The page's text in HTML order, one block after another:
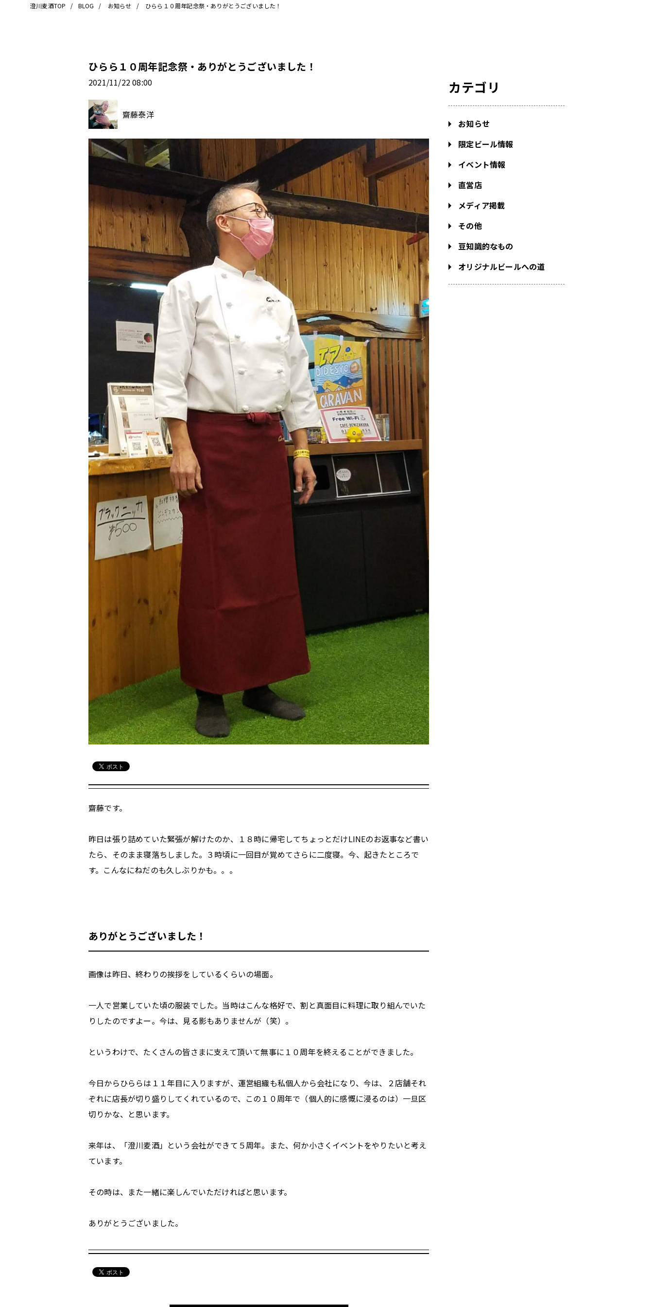
澄川麦酒TOP BLOG お知らせ ひらら１０周年記念祭・ありがとうございました！
ひらら１０周年記念祭・ありがとうございました！
2021/11/22 08:00
齋藤泰洋
齋藤です。
昨日は張り詰めていた緊張が解けたのか、１８時に帰宅してちょっとだけLINEのお返事など書い
たら、そのまま寝落ちしました。３時頃に一回目が覚めてさらに二度寝。今、起きたところで
す。こんなにねだのも久しぶりかも。。。
ありがとうございました！
画像は昨日、終わりの挨拶をしているくらいの場面。
一人で営業していた頃の服装でした。当時はこんな格好で、割と真面目に料理に取り組んでいた
りしたのですよー。今は、見る影もありませんが（笑）。
というわけで、たくさんの皆さまに支えて頂いて無事に１０周年を終えることができました。
今日からひららは１１年目に入りますが、運営組織も私個人から会社になり、今は、２店舗それ
ぞれに店長が切り盛りしてくれているので、この１０周年で（個人的に感慨に浸るのは）一旦区
切りかな、と思います。
来年は、「澄川麦酒」という会社ができて５周年。また、何か小さくイベントをやりたいと考え
ています。
その時は、また一緒に楽しんでいただければと思います。
ありがとうございました。
カテゴリ
お知らせ
限定ビール情報
イベント情報
直営店
メディア掲載
その他
豆知識的なもの
オリジナルビールへの道